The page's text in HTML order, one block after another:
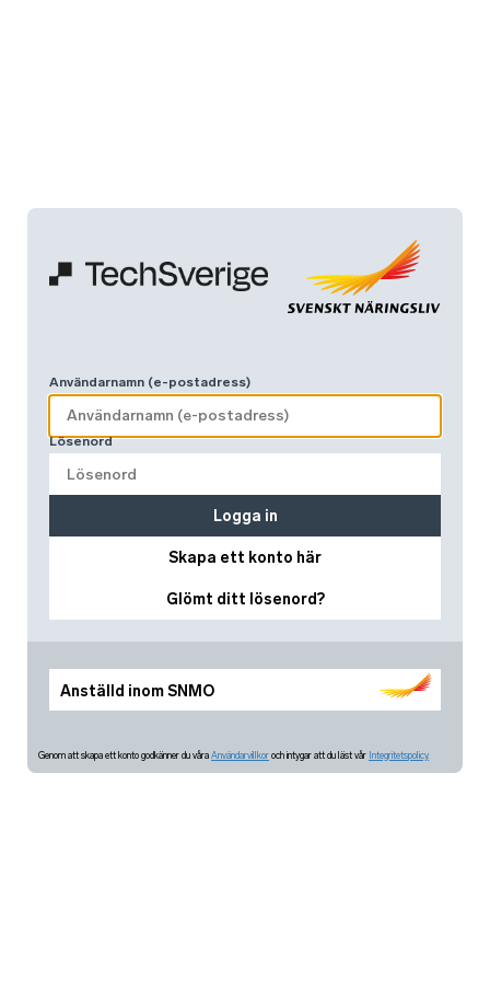
Anställd inom SNMO
Användarnamn (e-postadress)
Lösenord
Skapa ett konto här
Glömt ditt lösenord?
Logga in
Genom att skapa ett konto godkänner du våra Användarvillkor och intygar att du läst vår Integritetspolicy.